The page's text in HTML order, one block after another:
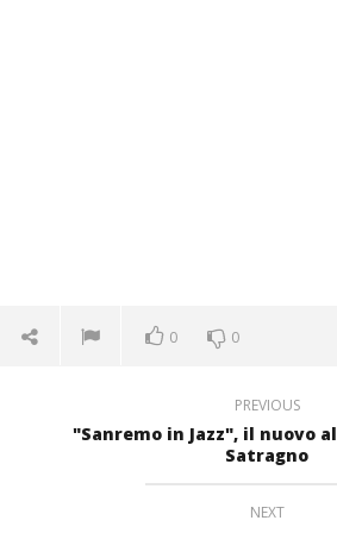
0 0
PREVIOUS
"Sanremo in Jazz", il nuovo
Satragno
NEXT